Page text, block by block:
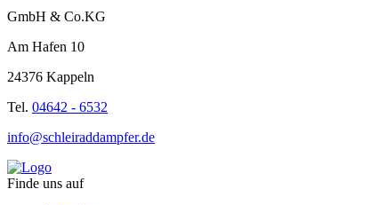
GmbH & Co.KG
Am Hafen 10
24376 Kappeln
Tel. 04642 - 6532
info@schleiraddampfer.de
Finde uns auf